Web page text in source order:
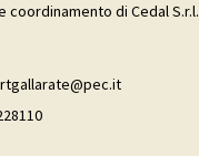
di Cedal S.r.l.